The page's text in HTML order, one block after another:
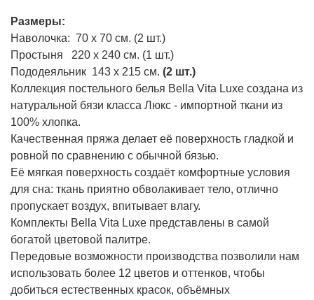
Размеры:
Наволочка: 70 х 70 см. (2 шт.)
Простыня 220 х 240 см. (1 шт.)
Пододеяльник 143 х 215 см. (2 шт.)
Коллекция постельного белья Bella Vita Luxe создана из
натуральной бязи класса Люкс - импортной ткани из
100% хлопка.
Качественная пряжа делает её поверхность гладкой и
ровной по сравнению с обычной бязью.
Её мягкая поверхность создаёт комфортные условия
для сна: ткань приятно обволакивает тело, отлично
пропускает воздух, впитывает влагу.
Комплекты Bella Vita Luxe представлены в самой
богатой цветовой палитре.
Передовые возможности производства позволили нам
использовать более 12 цветов и оттенков, чтобы
добиться естественных красок, объёмных